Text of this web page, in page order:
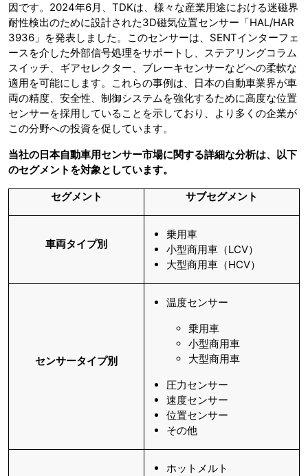
因です。2024年6月、TDKは、様々な産業用途における迷磁界
耐性検出のために設計された3D磁気位置センサー「HAL/HAR
3936」を発表しました。このセンサーは、SENTインターフェ
ースを介した外部信号処理をサポートし、ステアリングコラム
スイッチ、ギアセレクター、ブレーキセンサーなどへの柔軟な
適用を可能にします。これらの事例は、日本の自動車業界が車
両の精度、安全性、制御システムを強化するために高度な位置
センサーを採用していることを示しており、より多くの企業が
この分野への投資を促しています。
当社の日本自動車用センサー市場に関する詳細な分析は、以下
のセグメントを対象としています。
セグメント サブセグメント
車両タイプ別
乗用車
小型商用車（LCV）
大型商用車（HCV）
センサータイプ別
温度センサー
乗用車
小型商用車
大型商用車
圧力センサー
速度センサー
位置センサー
その他
ホットメルト